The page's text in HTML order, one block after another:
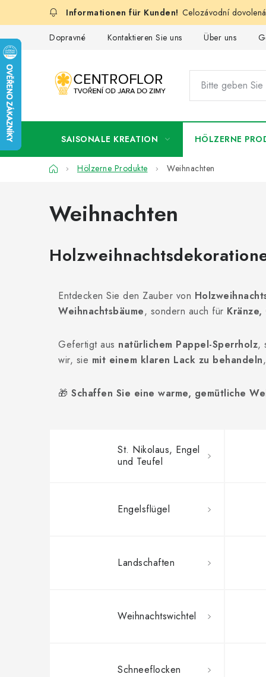
Celozávodní
Dopravné Kontaktieren Sie uns Über uns
SAISONALE KREATION HÖLZERNE
StartseiteHölzerne Produkte Weihnachten
Weihnachten
Entdecken Sie den Zauber von
Weihnachtsbäume, sondern auch für
Gefertigt aus natürlichem Pappel-Sperrholz,
wir, sie mit einem klaren Lack zu behandeln
🎁 Schaffen Sie eine warme, gemütliche
St. Nikolaus, Engel
und Teufel
Engelsflügel
Landschaften
Weihnachtswichtel
Schneeflocken